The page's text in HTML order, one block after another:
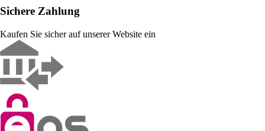
Sichere Zahlung
Kaufen Sie sicher auf unserer Website ein